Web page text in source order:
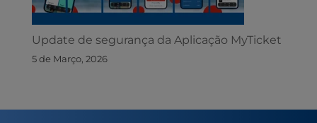
Update de segurança da Aplicação MyTicket
5 de Março, 2026